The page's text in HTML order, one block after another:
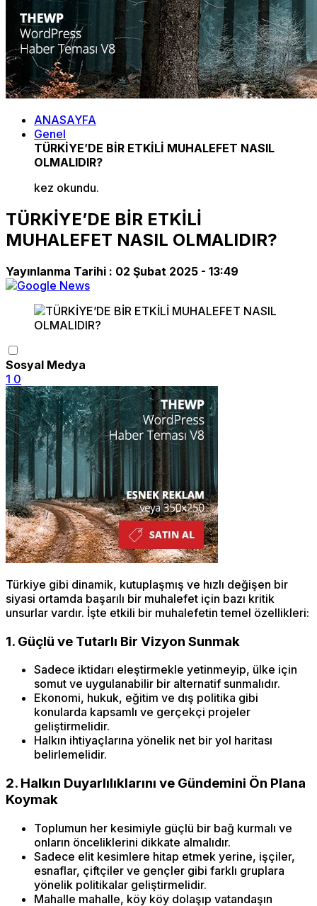
ANASAYFA
Genel
TÜRKİYE’DE BİR ETKİLİ MUHALEFET NASIL
OLMALIDIR?
kez okundu.
TÜRKİYE’DE BİR ETKİLİ
MUHALEFET NASIL OLMALIDIR?
Yayınlanma Tarihi : 02 Şubat 2025 - 13:49
Sosyal Medya
1 0
Türkiye gibi dinamik, kutuplaşmış ve hızlı değişen bir
siyasi ortamda başarılı bir muhalefet için bazı kritik
unsurlar vardır. İşte etkili bir muhalefetin temel özellikleri:
1. Güçlü ve Tutarlı Bir Vizyon Sunmak
Sadece iktidarı eleştirmekle yetinmeyip, ülke için
somut ve uygulanabilir bir alternatif sunmalıdır.
Ekonomi, hukuk, eğitim ve dış politika gibi
konularda kapsamlı ve gerçekçi projeler
geliştirmelidir.
Halkın ihtiyaçlarına yönelik net bir yol haritası
belirlemelidir.
2. Halkın Duyarlılıklarını ve Gündemini Ön Plana
Koymak
Toplumun her kesimiyle güçlü bir bağ kurmalı ve
onların önceliklerini dikkate almalıdır.
Sadece elit kesimlere hitap etmek yerine, işçiler,
esnaflar, çiftçiler ve gençler gibi farklı gruplara
yönelik politikalar geliştirmelidir.
Mahalle mahalle, köy köy dolaşıp vatandaşın